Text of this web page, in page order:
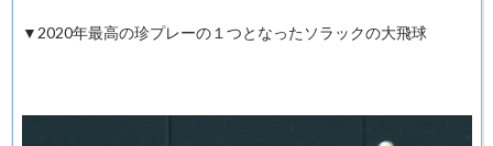
▼2020年最高の珍プレーの１つとなったソラックの大飛球